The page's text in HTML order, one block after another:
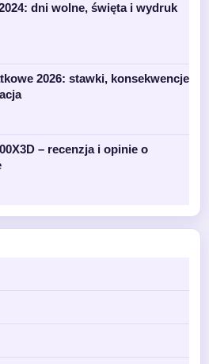
dni wolne, święta i wydruk
2026: stawki, konsekwencje
– recenzja i opinie o